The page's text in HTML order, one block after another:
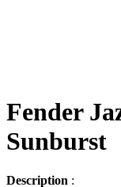
Fender
Sunburst
Description :